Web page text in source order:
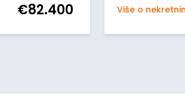
€82.400 Više o